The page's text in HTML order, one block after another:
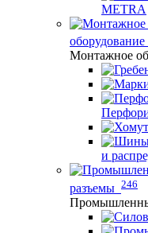
METRA
оборудование
Монтажное
и
разъемы 246